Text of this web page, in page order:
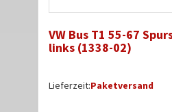
VW Bus T1 55-67
links (1338-02)
Lieferzeit:Paketversand